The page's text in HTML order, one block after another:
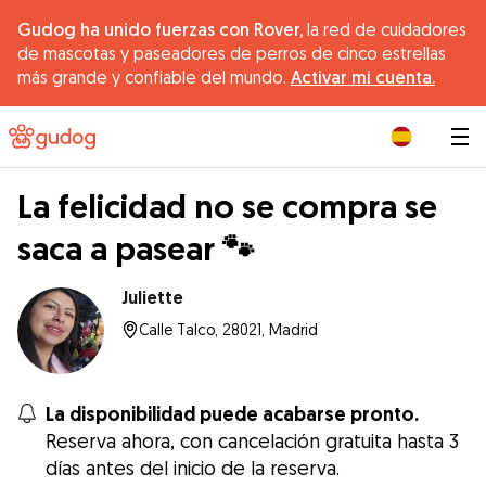
Gudog ha unido fuerzas con Rover, la red de cuidadores
de mascotas y paseadores de perros de cinco estrellas
más grande y confiable del mundo. Activar mi cuenta.
La felicidad no se compra se
saca a pasear 🐾
Juliette
Calle Talco, 28021, Madrid
La disponibilidad puede acabarse pronto.
Reserva ahora, con cancelación gratuita hasta 3
días antes del inicio de la reserva.